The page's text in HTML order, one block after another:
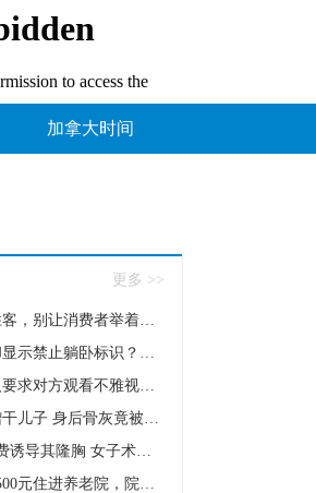
加拿大时间
更多 >>
中新网评：必胜客，别让消费者举着放大镜吃饭
乘客购买卧铺却显示禁止躺卧标识？12306回应
西湖边拦阻路人要求对方观看不雅视频！男网红被判七个月
老太将遗产全赠干儿子 身后骨灰竟被撒于山野
闺蜜为1万中介费诱导其隆胸 女子术后感染致左胸部分切除
27岁女生月租1500元住进养老院，院方回应